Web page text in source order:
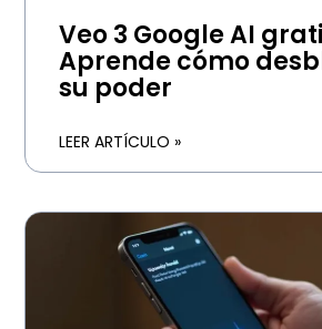
Veo 3 Google AI
Aprende cómo
su poder
LEER ARTÍCULO »